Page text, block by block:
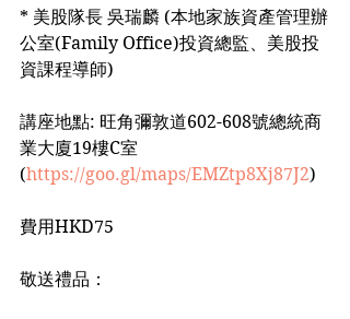
* 美股隊長 吳瑞麟 (本地家族資產管理辦
公室(Family Office)投資總監、美股投
資課程導師)
講座地點: 旺角彌敦道602-608號總統商
業大廈19樓C室
(https://goo.gl/maps/EMZtp8Xj87J2)
費用HKD75
敬送禮品：